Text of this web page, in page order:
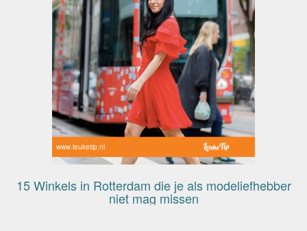
www.leuketip.nl
15 Winkels in Rotterdam die je als modeliefhebber
niet mag missen